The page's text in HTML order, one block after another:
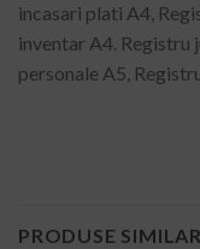
incasari plati A4,
inventar A4. Registru
personale A5,
PRODUSE